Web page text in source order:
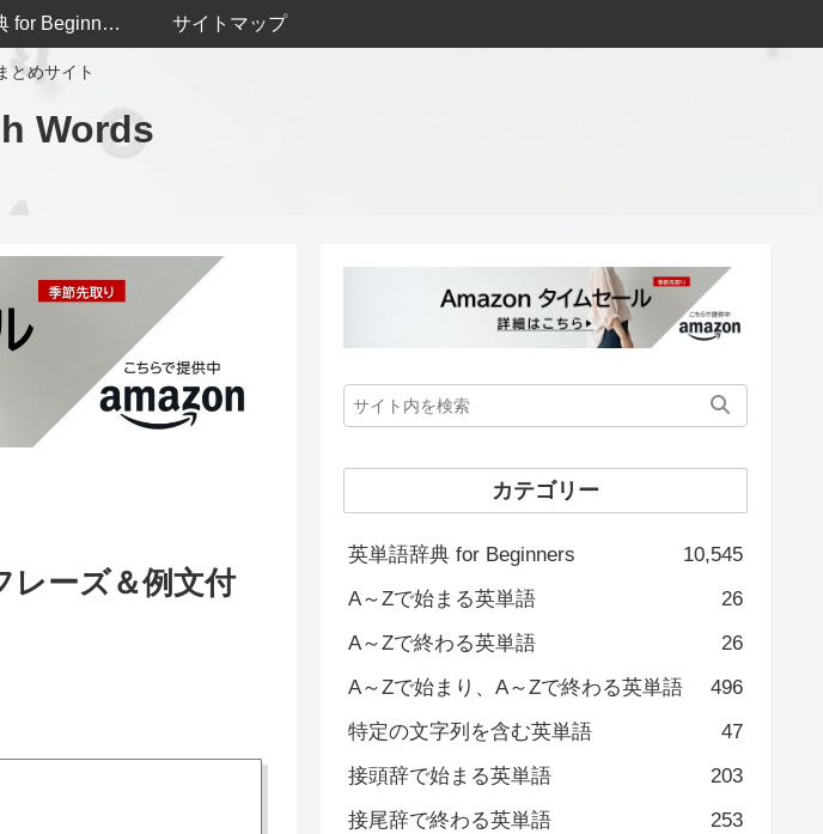
とめサイト
Words
英単語辞典 for Beginners サイトマップ
レーズ＆例文付
カテゴリー
英単語辞典 for Beginners
10,545
A～Zで始まる英単語
26
A～Zで終わる英単語
26
A～Zで始まり、A～Zで終わる英単語
496
特定の文字列を含む英単語
47
接頭辞で始まる英単語
203
接尾辞で終わる英単語
253